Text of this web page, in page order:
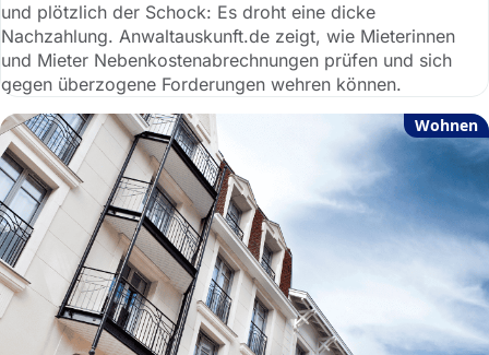
und plötzlich der Schock: Es droht eine dicke
Nachzahlung. Anwaltauskunft.de zeigt, wie Mieterinnen
und Mieter Nebenkostenabrechnungen prüfen und sich
gegen überzogene Forderungen wehren können.
Wohnen